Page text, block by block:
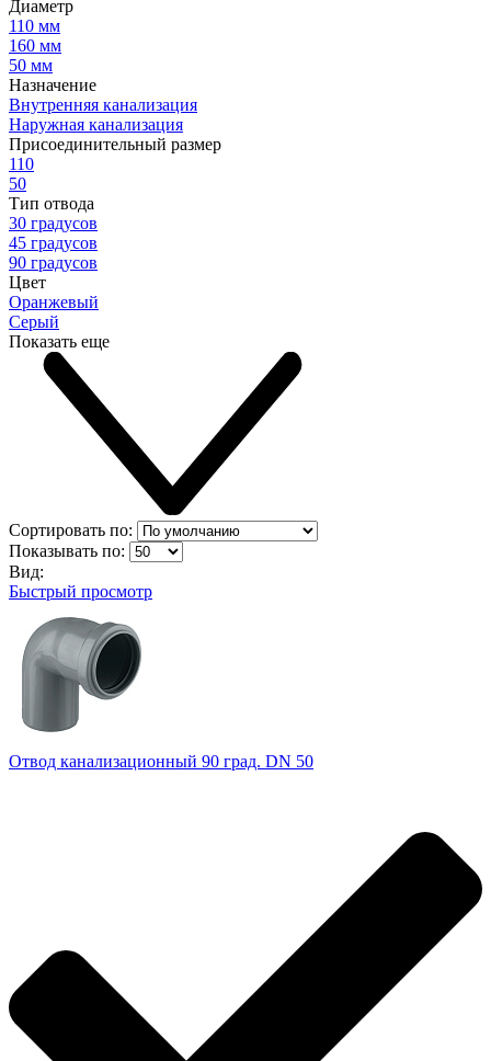
Диаметр
110 мм
160 мм
50 мм
Назначение
Внутренняя канализация
Наружная канализация
Присоединительный размер
110
50
Тип отвода
30 градусов
45 градусов
90 градусов
Цвет
Оранжевый
Серый
Показать еще
Сортировать по:
Показывать по:
Вид:
Быстрый просмотр
Отвод канализационный 90 град. DN 50